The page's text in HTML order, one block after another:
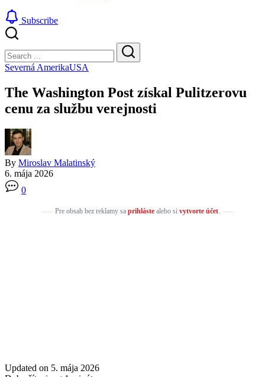
Subscribe
Search
Search
Severná AmerikaUSA
The Washington Post získal Pulitzerovu
cenu za službu verejnosti
By Miroslav Malatinský
6. mája 2026
0
Pre obsah bez reklamy sa prihlástealebo si vytvorte účet.
Updated on 5. mája 2026